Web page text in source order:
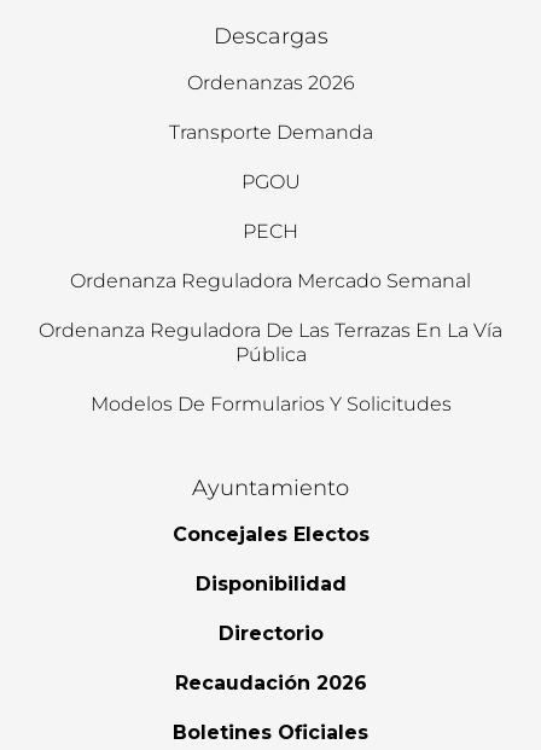
Descargas
Ordenanzas 2026
Transporte Demanda
PGOU
PECH
Ordenanza Reguladora Mercado Semanal
Ordenanza Reguladora De Las Terrazas En La Vía
Pública
Modelos De Formularios Y Solicitudes
Ayuntamiento
Concejales Electos
Disponibilidad
Directorio
Recaudación 2026
Boletines Oficiales